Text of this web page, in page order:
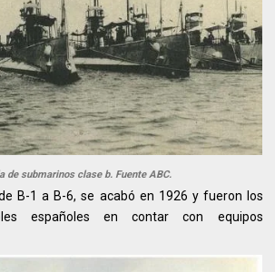
de submarinos clase b. Fuente ABC.
B-1 a B-6, se acabó en 1926 y fueron los
españoles en contar con equipos